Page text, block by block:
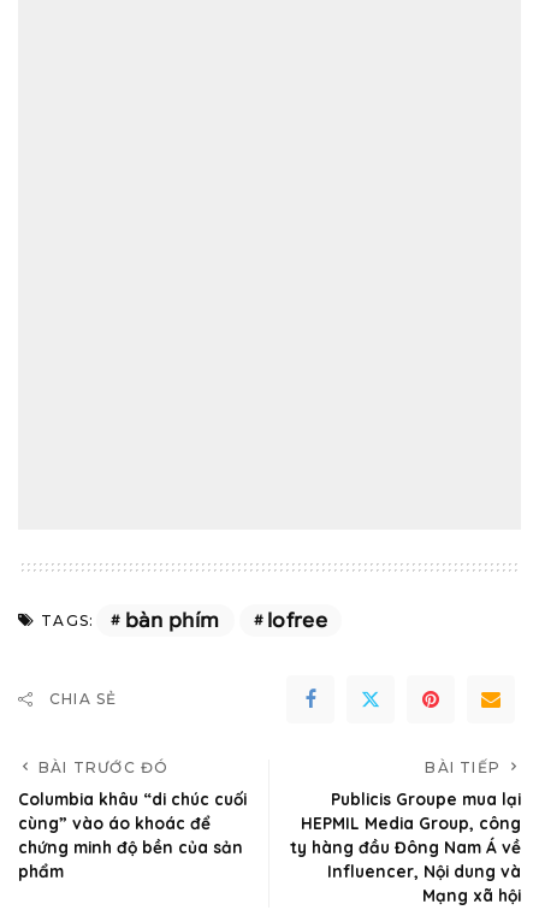
TAGS: bàn phím lofree
CHIA SẺ
BÀI TRƯỚC ĐÓ
Columbia khâu “di chúc cuối
cùng” vào áo khoác để
chứng minh độ bền của sản
phẩm
BÀI TIẾP
Publicis Groupe mua lại
HEPMIL Media Group, công
ty hàng đầu Đông Nam Á về
Influencer, Nội dung và
Mạng xã hội